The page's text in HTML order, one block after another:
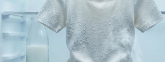
ETC